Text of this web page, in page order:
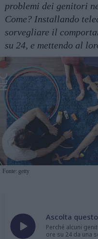
problemi dei genitori
Come? Installando
sorvegliare il
su 24, e mettendo al
Fonte: getty
Ascolta
Perché alcuni
ore su 24 da una